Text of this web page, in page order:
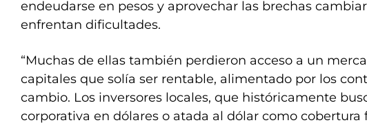
endeudarse en pesos y aprovechar las brechas
enfrentan dificultades.
“Muchas de ellas también perdieron acceso a un
capitales que solía ser rentable, alimentado por los
cambio. Los inversores locales, que históricamente
corporativa en dólares o atada al dólar como cobertura